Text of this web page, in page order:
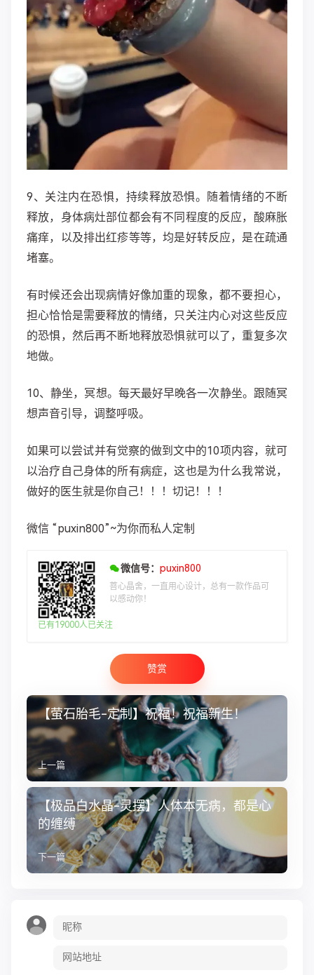
​9、关注内在恐惧，持续释放恐惧。
随着情绪的不断
释放，身体病灶部位都会有不同程度的反应，酸麻胀
痛痒，以及排出红疹等等，均是好转反应，是在疏通
堵塞。
有时候还会出现病情好像加重的现象，都不要担心，
担心恰恰是需要释放的情绪，只关注内心对这些反应
的恐惧，然后再不断地释放恐惧就可以了，重复多次
地做。
10、静坐，冥想。 每天最好早晚各一次静坐。跟随冥
想声音引导，调整呼吸。
如果可以尝试并有觉察的做到文中的10项内容，就可
以治疗自己身体的所有病症，这也是为什么我常说，
做好的医生就是你自己！！！切记！！！
微信 “puxin800”~为你而私人定制
微信号： puxin800
菩心晶舍，一直用心设计，总有一款作品可
以感动你！
已有19000人已关注
赞赏
【萤石胎毛-定制】祝福！祝福新生！
上一篇
【极品白水晶-灵摆】人体本无病，都是心
的缠缚
下一篇